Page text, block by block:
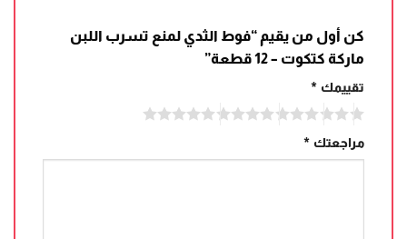
كن أول من يقيم “فوط الثدي لمنع تسرب اللبن
ماركة كتكوت – 12 قطعة”
تقييمك *
مراجعتك *